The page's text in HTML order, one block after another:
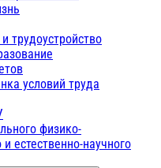
трудоустройство
условий труда
физико-
естественно-научного